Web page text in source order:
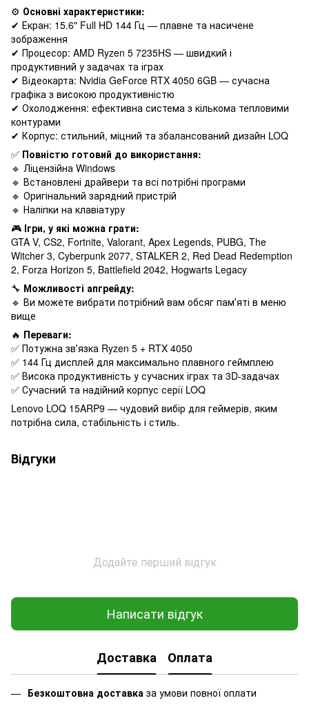
⚙️ Основні характеристики:
✔ Екран: 15.6" Full HD 144 Гц — плавне та насичене
зображення
✔ Процесор: AMD Ryzen 5 7235HS — швидкий і
продуктивний у задачах та іграх
✔ Відеокарта: Nvidia GeForce RTX 4050 6GB — сучасна
графіка з високою продуктивністю
✔ Охолодження: ефективна система з кількома тепловими
контурами
✔ Корпус: стильний, міцний та збалансований дизайн LOQ
✅ Повністю готовий до використання:
🔹 Ліцензійна Windows
🔹 Встановлені драйвери та всі потрібні програми
🔹 Оригінальний зарядний пристрій
🔹 Наліпки на клавіатуру
🎮 Ігри, у які можна грати:
GTA V, CS2, Fortnite, Valorant, Apex Legends, PUBG, The
Witcher 3, Cyberpunk 2077, STALKER 2, Red Dead Redemption
2, Forza Horizon 5, Battlefield 2042, Hogwarts Legacy
🔧 Можливості апгрейду:
🔹 Ви можете вибрати потрібний вам обсяг памʼяті в меню
вище
🔥 Переваги:
✅ Потужна звʼязка Ryzen 5 + RTX 4050
✅ 144 Гц дисплей для максимально плавного геймплею
✅ Висока продуктивність у сучасних іграх та 3D-задачах
✅ Сучасний та надійний корпус серії LOQ
Lenovo LOQ 15ARP9 — чудовий вибір для геймерів, яким
потрібна сила, стабільність і стиль.
Відгуки
Додайте перший відгук
Написати відгук
Доставка Оплата
Безкоштовна доставка за умови повної оплати